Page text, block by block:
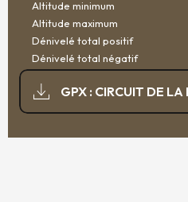
Altitude minimum
Altitude maximum
Dénivelé total positif
Dénivelé total négatif
DOCUMENTATION
GPX : CIRCUIT DE